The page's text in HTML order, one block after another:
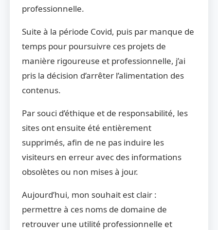
professionnelle.
Suite à la période Covid, puis par manque de
temps pour poursuivre ces projets de
manière rigoureuse et professionnelle, j’ai
pris la décision d’arrêter l’alimentation des
contenus.
Par souci d’éthique et de responsabilité, les
sites ont ensuite été entièrement
supprimés, afin de ne pas induire les
visiteurs en erreur avec des informations
obsolètes ou non mises à jour.
Aujourd’hui, mon souhait est clair :
permettre à ces noms de domaine de
retrouver une utilité professionnelle et